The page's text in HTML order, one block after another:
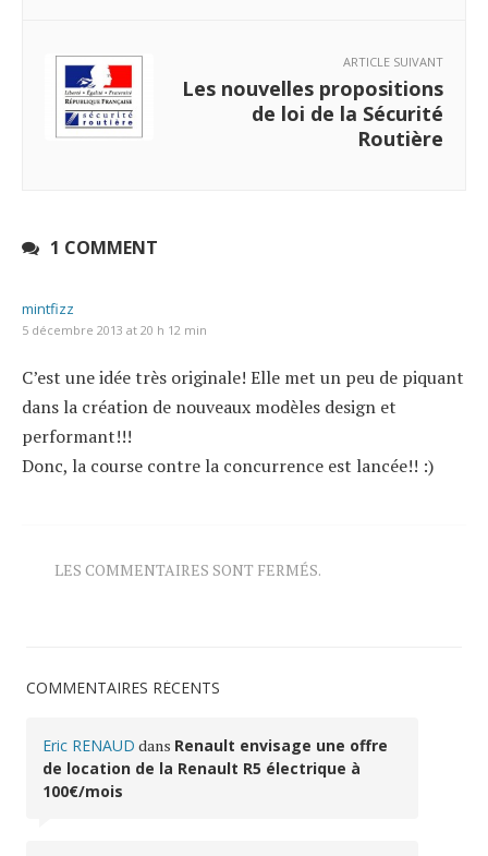
ARTICLE SUIVANT
Les nouvelles propositions
de loi de la Sécurité
Routière
1 COMMENT
mintfizz
5 décembre 2013 at 20 h 12 min
C’est une idée très originale! Elle met un peu de piquant
dans la création de nouveaux modèles design et
performant!!!
Donc, la course contre la concurrence est lancée!! :)
LES COMMENTAIRES SONT FERMÉS.
COMMENTAIRES RÉCENTS
Eric RENAUD dans Renault envisage une offre
de location de la Renault R5 électrique à
100€/mois